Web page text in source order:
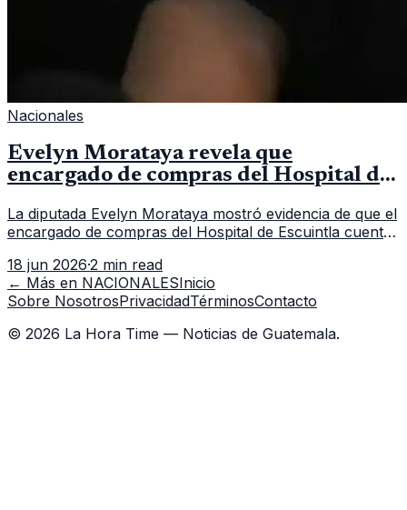
Nacionales
Evelyn Morataya revela que
encargado de compras del Hospital de
La diputada Evelyn Morataya mostró evidencia de que el
encargado de compras del Hospital de Escuintla cuenta
capacitación en la capital.
18 jun 2026·2 min read
← Más en NACIONALESInicio
Sobre NosotrosPrivacidadTérminosContacto
© 2026 La Hora Time — Noticias de Guatemala.